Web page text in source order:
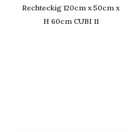
Rechteckig 120cm x 50cm x
H 60cm CUBI 11